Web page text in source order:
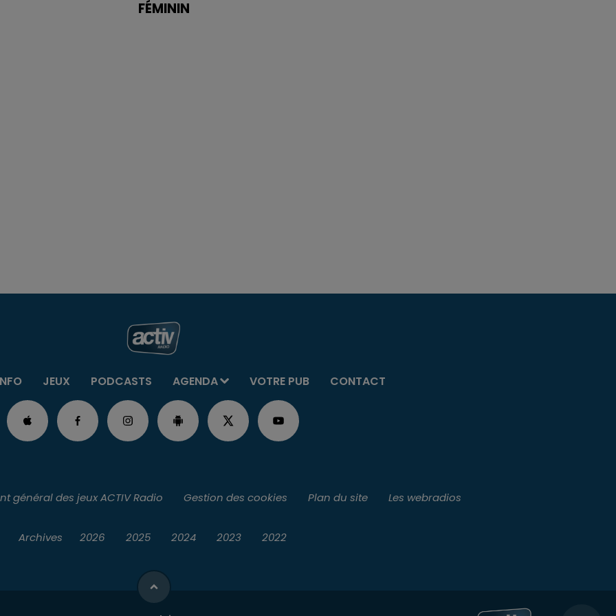
FÉMININ
JEUX PODCASTS AGENDA VOTRE PUB CONTACT
général des jeux ACTIV Radio Gestion des cookies Plan du site Les webradios
Archives 2026 2025 2024 2023 2022